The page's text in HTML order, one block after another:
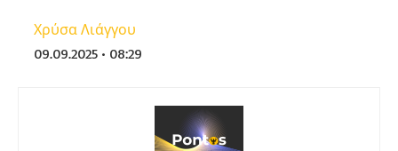
Χρύσα Λιάγγου
09.09.2025 • 08:29